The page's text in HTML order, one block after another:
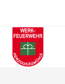
springen